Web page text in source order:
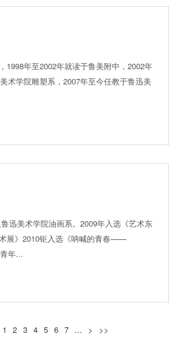
1998年至2002年就读于鲁美附中，2002年
术学院雕塑系，2007年至今任教于鲁迅美
迅美术学院油画系。2009年入选《艺术东
展》2010钜入选《呐喊的青春——
年...
1 2 3 4 5 6 7 ... > >>